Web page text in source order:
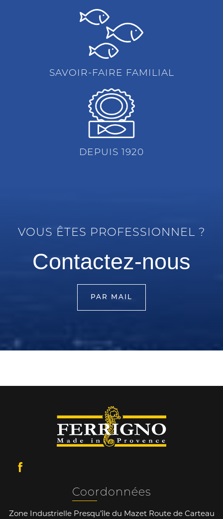
SAVOIR-FAIRE FAMILIAL
DEPUIS 1920
VOUS ÊTES PROFESSIONNEL ?
Contactez-nous
PAR MAIL
Coordonnées
Zone Industrielle Presqu’île du Mazet Route de Carteau